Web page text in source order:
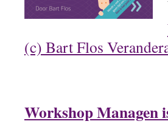
(c) Bart Flos
Workshop Managen